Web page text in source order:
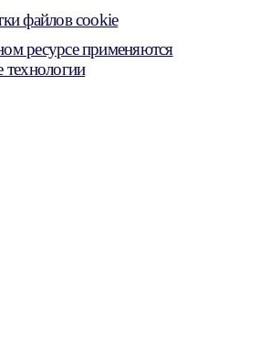
файлов cookie
ресурсе применяются
технологии